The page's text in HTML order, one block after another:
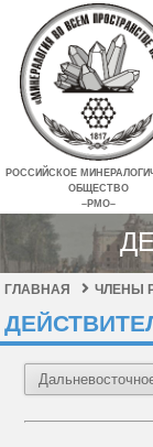
РОССИЙСКОЕ
ОБЩЕСТВО
–РМО–
ГЛАВНАЯ ЧЛЕНЫ